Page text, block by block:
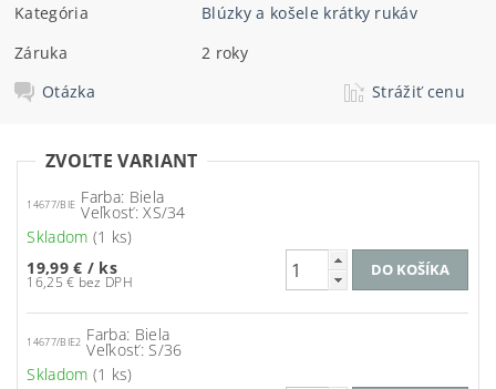
Kategória
Blúzky a košele krátky rukáv
Záruka
2 roky
Otázka
Strážiť cenu
ZVOĽTE VARIANT
14677/BIE Farba: Biela
Veľkosť: XS/34
Skladom (1 ks)
19,99 € / ks
16,25 € bez DPH
14677/BIE2 Farba: Biela
Veľkosť: S/36
Skladom (1 ks)